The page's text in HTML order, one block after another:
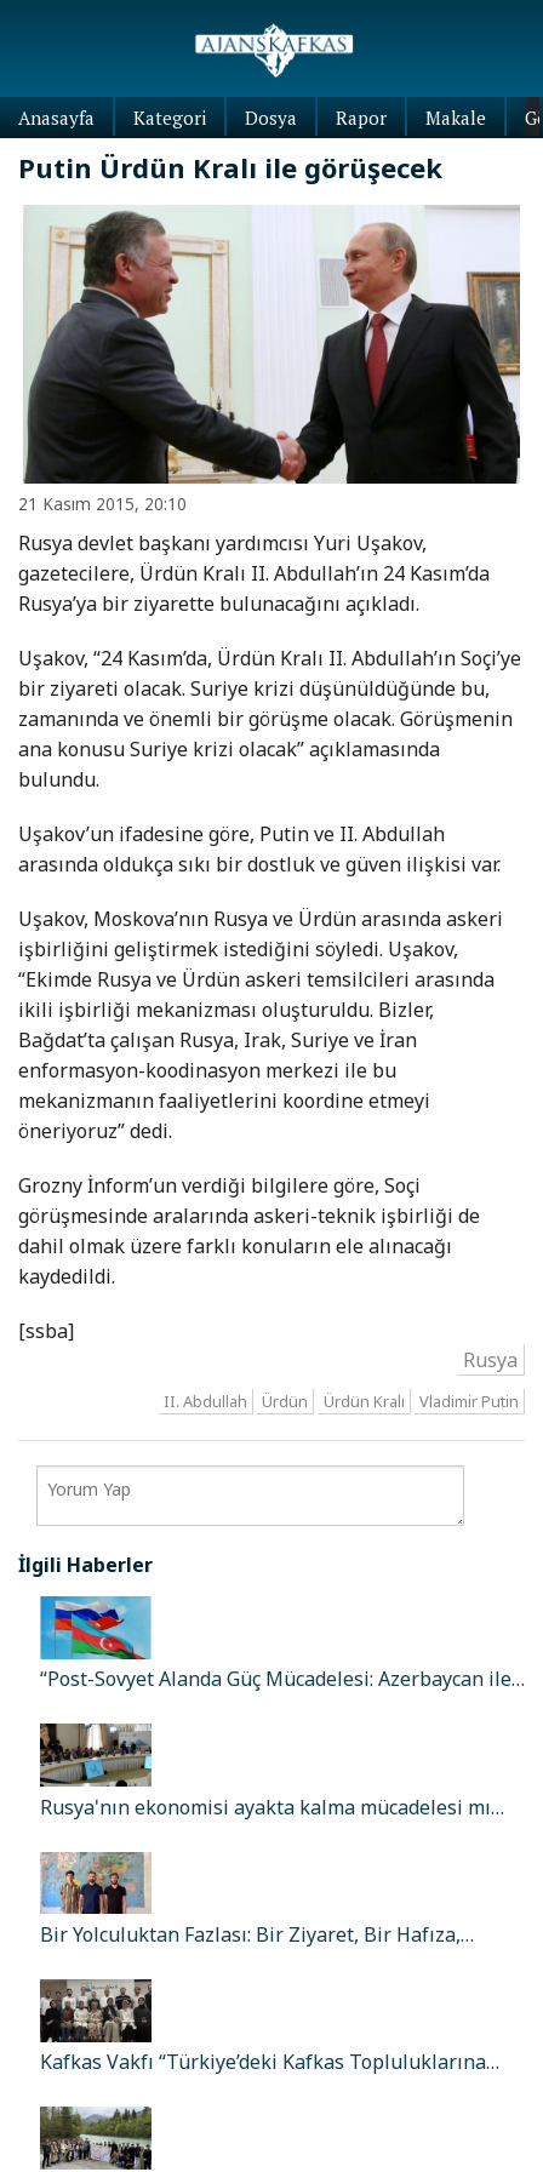
Anasayfa Kategori Dosya Rapor Makale
Putin Ürdün Kralı ile görüşecek
21 Kasım 2015, 20:10
Rusya devlet başkanı yardımcısı Yuri Uşakov,
gazetecilere, Ürdün Kralı II. Abdullah’ın 24 Kasım’da
Rusya’ya bir ziyarette bulunacağını açıkladı.
Uşakov, “24 Kasım’da, Ürdün Kralı II. Abdullah’ın Soçi’ye
bir ziyareti olacak. Suriye krizi düşünüldüğünde bu,
zamanında ve önemli bir görüşme olacak. Görüşmenin
ana konusu Suriye krizi olacak” açıklamasında
bulundu.
Uşakov’un ifadesine göre, Putin ve II. Abdullah
arasında oldukça sıkı bir dostluk ve güven ilişkisi var.
Uşakov, Moskova’nın Rusya ve Ürdün arasında askeri
işbirliğini geliştirmek istediğini söyledi. Uşakov,
“Ekimde Rusya ve Ürdün askeri temsilcileri arasında
ikili işbirliği mekanizması oluşturuldu. Bizler,
Bağdat’ta çalışan Rusya, Irak, Suriye ve İran
enformasyon-koodinasyon merkezi ile bu
mekanizmanın faaliyetlerini koordine etmeyi
öneriyoruz” dedi.
Grozny İnform’un verdiği bilgilere göre, Soçi
görüşmesinde aralarında askeri-teknik işbirliği de
dahil olmak üzere farklı konuların ele alınacağı
kaydedildi.
[ssba]
Rusya
II. Abdullah Ürdün Ürdün Kralı Vladimir Putin
İlgili Haberler
“Post-Sovyet Alanda Güç Mücadelesi: Azerbaycan ile…
Rusya'nın ekonomisi ayakta kalma mücadelesi mı…
Bir Yolculuktan Fazlası: Bir Ziyaret, Bir Hafıza,…
Kafkas Vakfı “Türkiye’deki Kafkas Topluluklarına…